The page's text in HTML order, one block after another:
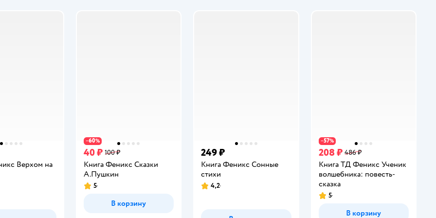
Верхом на
−60%
40 ₽ 100 ₽
Книга Феникс Сказки
А.Пушкин
Рейтинг:
5
В корзину
249 ₽
Книга Феникс Сонные
стихи
Рейтинг:
4,2
−57%
208 ₽ 486 ₽
Книга ТД Феникс Ученик
волшебника: повесть-
сказка
Рейтинг:
5
В корзину